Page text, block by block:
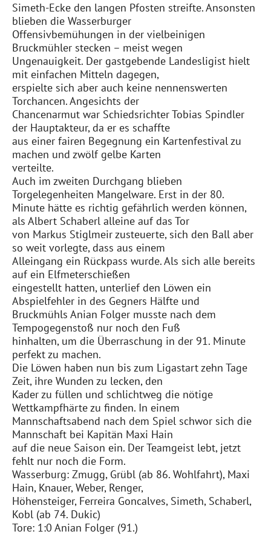
Simeth-Ecke den langen Pfosten streifte. Ansonsten
blieben die Wasserburger
Offensivbemühungen in der vielbeinigen
Bruckmühler stecken – meist wegen
Ungenauigkeit. Der gastgebende Landesligist hielt
mit einfachen Mitteln dagegen,
erspielte sich aber auch keine nennenswerten
Torchancen. Angesichts der
Chancenarmut war Schiedsrichter Tobias Spindler
der Hauptakteur, da er es schaffte
aus einer fairen Begegnung ein Kartenfestival zu
machen und zwölf gelbe Karten
verteilte.
Auch im zweiten Durchgang blieben
Torgelegenheiten Mangelware. Erst in der 80.
Minute hätte es richtig gefährlich werden können,
als Albert Schaberl alleine auf das Tor
von Markus Stiglmeir zusteuerte, sich den Ball aber
so weit vorlegte, dass aus einem
Alleingang ein Rückpass wurde. Als sich alle bereits
auf ein Elfmeterschießen
eingestellt hatten, unterlief den Löwen ein
Abspielfehler in des Gegners Hälfte und
Bruckmühls Anian Folger musste nach dem
Tempogegenstoß nur noch den Fuß
hinhalten, um die Überraschung in der 91. Minute
perfekt zu machen.
Die Löwen haben nun bis zum Ligastart zehn Tage
Zeit, ihre Wunden zu lecken, den
Kader zu füllen und schlichtweg die nötige
Wettkampfhärte zu finden. In einem
Mannschaftsabend nach dem Spiel schwor sich die
Mannschaft bei Kapitän Maxi Hain
auf die neue Saison ein. Der Teamgeist lebt, jetzt
fehlt nur noch die Form.
Wasserburg: Zmugg, Grübl (ab 86. Wohlfahrt), Maxi
Hain, Knauer, Weber, Renger,
Höhensteiger, Ferreira Goncalves, Simeth, Schaberl,
Kobl (ab 74. Dukic)
Tore: 1:0 Anian Folger (91.)